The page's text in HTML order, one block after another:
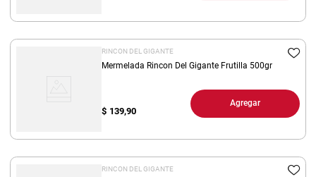
RINCON DEL GIGANTE
Mermelada Rincon Del Gigante Frutilla 500gr
$ 139,90
Agregar
RINCON DEL GIGANTE